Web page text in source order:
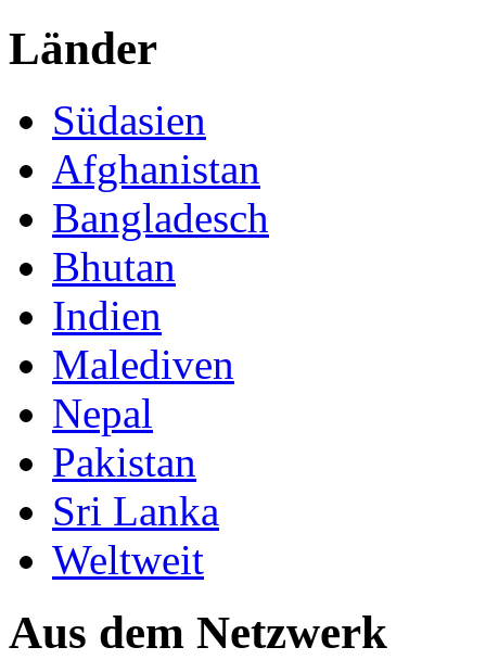
Länder
Südasien
Afghanistan
Bangladesch
Bhutan
Indien
Malediven
Nepal
Pakistan
Sri Lanka
Weltweit
Aus dem Netzwerk